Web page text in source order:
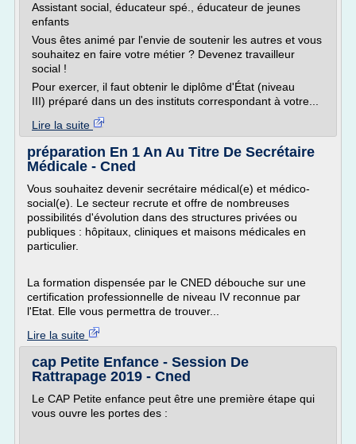
Assistant social, éducateur spé., éducateur de jeunes
enfants
Vous êtes animé par l'envie de soutenir les autres et vous
souhaitez en faire votre métier ? Devenez travailleur
social !
Pour exercer, il faut obtenir le diplôme d'État (niveau
III) préparé dans un des instituts correspondant à votre...
Lire la suite
préparation En 1 An Au Titre De Secrétaire
Médicale - Cned
Vous souhaitez devenir secrétaire médical(e) et médico-
social(e). Le secteur recrute et offre de nombreuses
possibilités d'évolution dans des structures privées ou
publiques : hôpitaux, cliniques et maisons médicales en
particulier.
La formation dispensée par le CNED débouche sur une
certification professionnelle de niveau IV reconnue par
l'Etat. Elle vous permettra de trouver...
Lire la suite
cap Petite Enfance - Session De
Rattrapage 2019 - Cned
Le CAP Petite enfance peut être une première étape qui
vous ouvre les portes des :